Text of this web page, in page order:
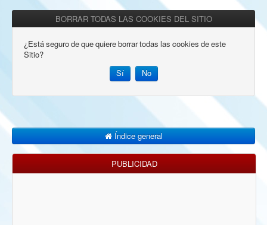
BORRAR TODAS LAS COOKIES DEL SITIO
¿Está seguro de que quiere borrar todas las cookies de este
Sitio?
Índice general
PUBLICIDAD